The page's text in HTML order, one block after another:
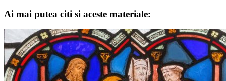
Ai mai putea citi si aceste materiale: